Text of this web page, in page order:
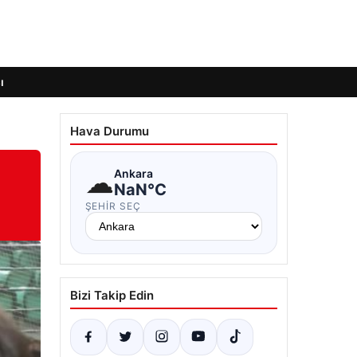
Hava Durumu
☁Ankara
NaN°C
ŞEHIR SEÇ
Bizi Takip Edin